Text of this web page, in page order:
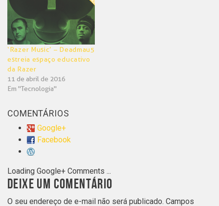
‘Razer Music’ – Deadmau5
estreia espaço educativo
da Razer
11 de abril de 2016
Em "Tecnologia"
COMENTÁRIOS
Google+
Facebook
Loading Google+ Comments ...
DEIXE UM COMENTÁRIO
O seu endereço de e-mail não será publicado. Campos